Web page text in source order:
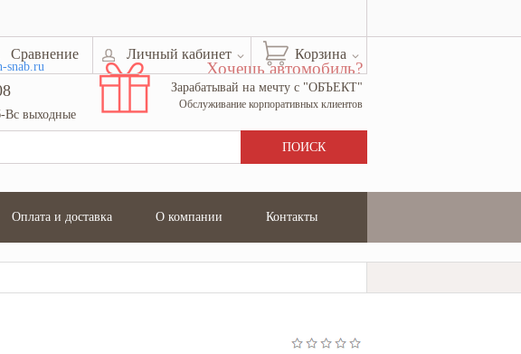
Корзина
Личный кабинет
Сравнение
snab.ru
Вс выходные
Хочешь автомобиль?
Зарабатывай на мечту с "ОБЪЕКТ"
Обслуживание корпоративных клиентов
Оплата и доставка О компании Контакты